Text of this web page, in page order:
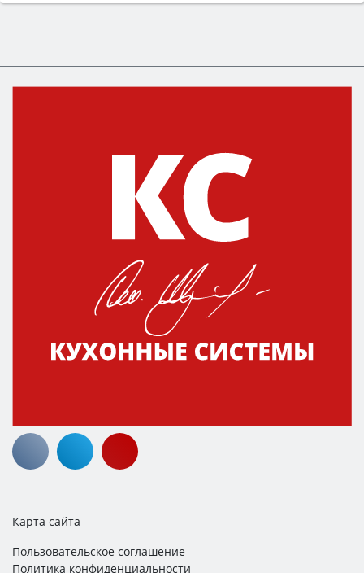
Сначала определитесь с типом (газовый или
класс энергопотребления не ниже A и нужные
Карта сайта
Пользовательское соглашение
Политика конфиденциальности